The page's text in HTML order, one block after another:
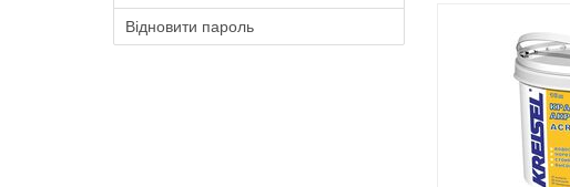
Відновити пароль